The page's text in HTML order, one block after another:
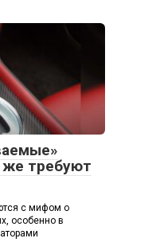
же требуют
с мифом о
особенно в